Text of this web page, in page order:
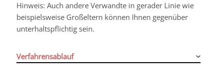
Hinweis: Auch andere Verwandte in gerader Linie wie
beispielsweise Großeltern können Ihnen gegenüber
unterhaltspflichtig sein.
Verfahrensablauf